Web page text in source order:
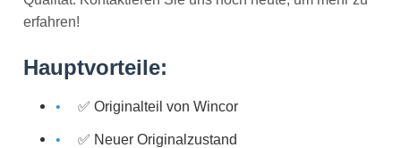
erfahren!
Hauptvorteile:
✅ Originalteil von Wincor
✅ Neuer Originalzustand